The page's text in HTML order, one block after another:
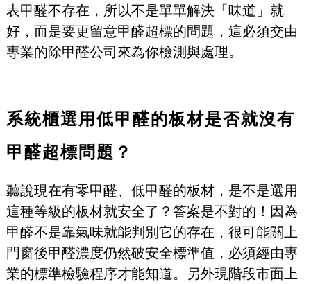
表甲醛不存在，所以不是單單解決「味道」就
好，而是要更留意甲醛超標的問題，這必須交由
專業的除甲醛公司來為你檢測與處理。
系統櫃選用低甲醛的板材是否就沒有
甲醛超標問題？
聽說現在有零甲醛、低甲醛的板材，是不是選用
這種等級的板材就安全了？答案是不對的！因為
甲醛不是靠氣味就能判別它的存在，很可能關上
門窗後甲醛濃度仍然破安全標準值，必須經由專
業的標準檢驗程序才能知道。另外現階段市面上